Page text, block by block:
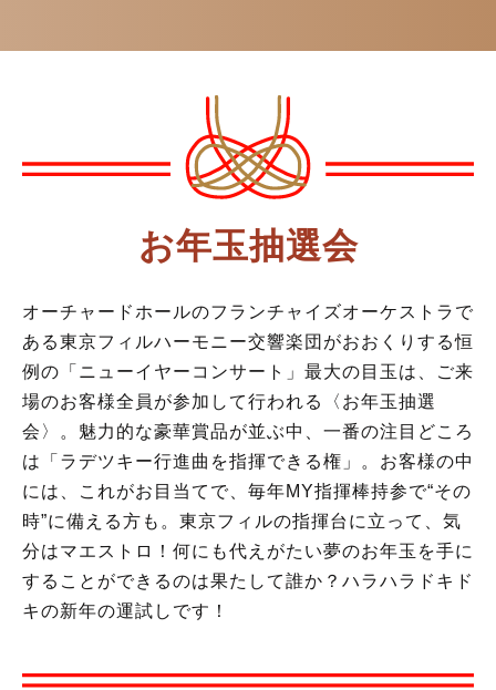
お年玉抽選会
オーチャードホールのフランチャイズオーケストラで
ある東京フィルハーモニー交響楽団がおおくりする恒
例の「ニューイヤーコンサート」最大の目玉は、ご来
場のお客様全員が参加して行われる〈お年玉抽選
会〉。魅力的な豪華賞品が並ぶ中、一番の注目どころ
は「ラデツキー行進曲を指揮できる権」。お客様の中
には、これがお目当てで、毎年MY指揮棒持参で“その
時”に備える方も。東京フィルの指揮台に立って、気
分はマエストロ！何にも代えがたい夢のお年玉を手に
することができるのは果たして誰か？ハラハラドキド
キの新年の運試しです！